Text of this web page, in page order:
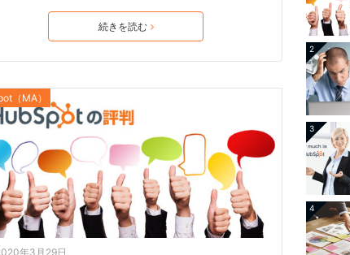
続きを読む
（MA）
年3月29日
2
3
4